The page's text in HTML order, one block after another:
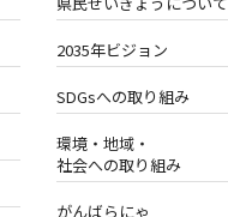
2035年ビジョン
SDGsへの取り組み
環境・地域・
社会への取り組み
がんばらにゃ